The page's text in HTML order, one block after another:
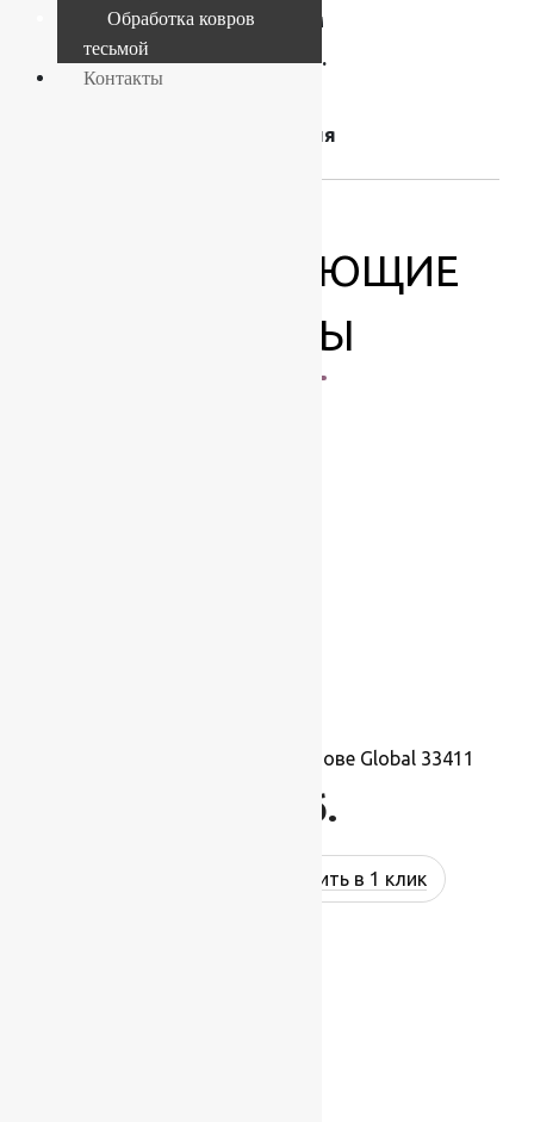
Толщина
6,5 мм
Вес 1 кв.м.
1840 г.
Сербия
СОПУТСТВУЮЩИЕ
ТОВАРЫ
Ковролин на резиновой основе Global 33411
руб.
Купить в 1 клик
Обработка ковров
тесьмой
Контакты